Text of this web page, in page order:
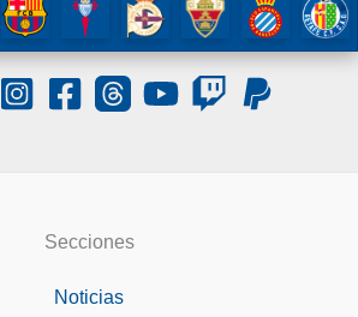
Secciones
Noticias